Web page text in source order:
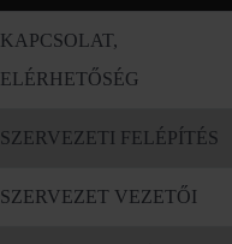
KAPCSOLAT,
ELÉRHETŐSÉG
SZERVEZETI FELÉPÍTÉS
SZERVEZET VEZETŐI